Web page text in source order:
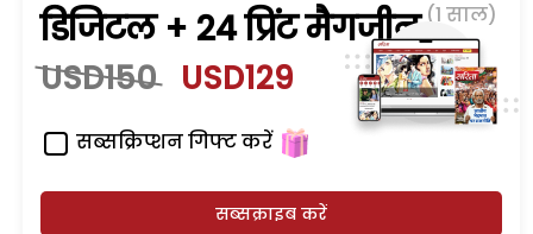
डिजिटल + 24 प्रिंट मैगजीन (1 साल)
USD150 USD129
सब्सक्रिप्शन गिफ्ट करें
सब्सक्राइब करें